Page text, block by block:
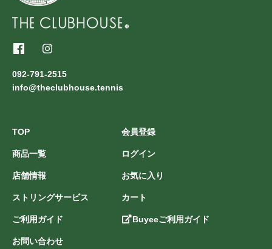
092-791-2515
info@theclubhouse.tennis
TOP
商品一覧
店舗情報
ストリングサービス
ご利用ガイド
お問い合わせ
会員登録
ログイン
お気に入り
カート
Buyeeご利用ガイド